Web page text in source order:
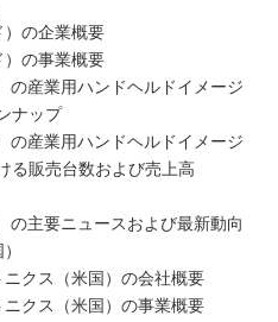
の企業概要
の事業概要
の産業用ハンドヘルドイメージ
ナップ
の産業用ハンドヘルドイメージ
る販売台数および売上高
の主要ニュースおよび最新動向
クス（米国）の会社概要
クス（米国）の事業概要